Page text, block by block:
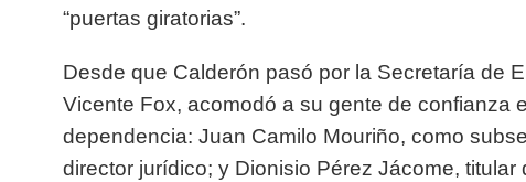
“puertas giratorias”.
Desde que Calderón pasó por la Secretaría de
Vicente Fox, acomodó a su gente de confianza
dependencia: Juan Camilo Mouriño, como
director jurídico; y Dionisio Pérez Jácome,